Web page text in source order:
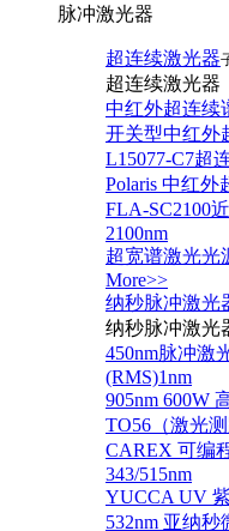
脉冲激光器
超连续激光器
超连续激光器
中红外超连续
开关型中红外
L15077-C7超
Polaris 中红外
FLA-SC2100
2100nm
超宽谱激光光
More>>
纳秒脉冲激光
纳秒脉冲激光
450nm脉冲激
(RMS)1nm
905nm 600W
TO56（激光测
CAREX 可编
343/515nm
YUCCA UV
532nm 亚纳